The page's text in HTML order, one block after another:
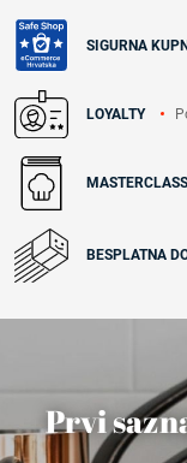
SIGURNA
LOYALTY
MASTERCLASS
BESPLATNA
Prvi